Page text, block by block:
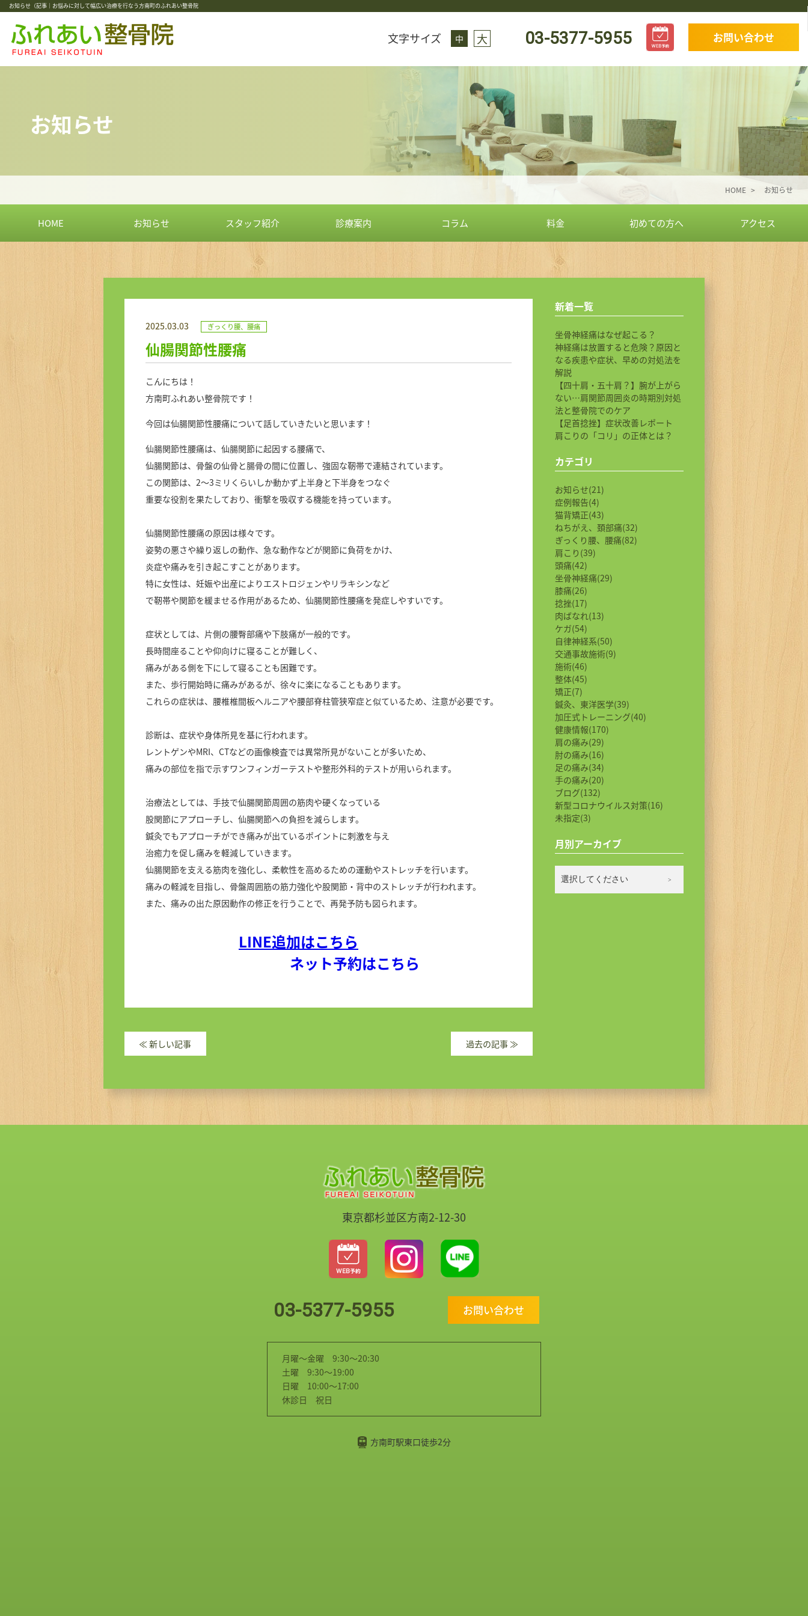
お知らせ（記事｜お悩みに対して幅広い治療を行なう方南町のふれあい整骨院
文字サイズ 中 大 03-5377-5955 お問い合わせ
お知らせ
HOME お知らせ
HOME お知らせ スタッフ紹介 診療案内 コラム 料金 初めての方へ アクセス
2025.03.03 ぎっくり腰、腰痛
仙腸関節性腰痛
こんにちは！
方南町ふれあい整骨院です！
今回は仙腸関節性腰痛について話していきたいと思います！
仙腸関節性腰痛は、仙腸関節に起因する腰痛で、
仙腸関節は、骨盤の仙骨と腸骨の間に位置し、強固な靭帯で連結されています。
この関節は、2～3ミリくらいしか動かず上半身と下半身をつなぐ
重要な役割を果たしており、衝撃を吸収する機能を持っています。
仙腸関節性腰痛の原因は様々です。
姿勢の悪さや繰り返しの動作、急な動作などが関節に負荷をかけ、
炎症や痛みを引き起こすことがあります。
特に女性は、妊娠や出産によりエストロジェンやリラキシンなど
で靭帯や関節を緩ませる作用があるため、仙腸関節性腰痛を発症しやすいです。
症状としては、片側の腰臀部痛や下肢痛が一般的です。
長時間座ることや仰向けに寝ることが難しく、
痛みがある側を下にして寝ることも困難です。
また、歩行開始時に痛みがあるが、徐々に楽になることもあります。
これらの症状は、腰椎椎間板ヘルニアや腰部脊柱管狭窄症と似ているため、注意が必要です。
診断は、症状や身体所見を基に行われます。
レントゲンやMRI、CTなどの画像検査では異常所見がないことが多いため、
痛みの部位を指で示すワンフィンガーテストや整形外科的テストが用いられます。
治療法としては、手技で仙腸関節周囲の筋肉や硬くなっている
股関節にアプローチし、仙腸関節への負担を減らします。
鍼灸でもアプローチができ痛みが出ているポイントに刺激を与え
治癒力を促し痛みを軽減していきます。
仙腸関節を支える筋肉を強化し、柔軟性を高めるための運動やストレッチを行います。
痛みの軽減を目指し、骨盤周囲筋の筋力強化や股関節・背中のストレッチが行われます。
また、痛みの出た原因動作の修正を行うことで、再発予防も図られます。
LINE追加はこちら
ネット予約はこちら
≪ 新しい記事 過去の記事 ≫
新着一覧
坐骨神経痛はなぜ起こる？
神経痛は放置すると危険？原因と
なる疾患や症状、早めの対処法を
解説
【四十肩・五十肩？】腕が上がら
ない…肩関節周囲炎の時期別対処
法と整骨院でのケア
【足首捻挫】症状改善レポート
肩こりの「コリ」の正体とは？
カテゴリ
お知らせ(21)
症例報告(4)
猫背矯正(43)
ねちがえ、頚部痛(32)
ぎっくり腰、腰痛(82)
肩こり(39)
頭痛(42)
坐骨神経痛(29)
膝痛(26)
捻挫(17)
肉ばなれ(13)
ケガ(54)
自律神経系(50)
交通事故施術(9)
施術(46)
整体(45)
矯正(7)
鍼灸、東洋医学(39)
加圧式トレーニング(40)
健康情報(170)
肩の痛み(29)
肘の痛み(16)
足の痛み(34)
手の痛み(20)
ブログ(132)
新型コロナウイルス対策(16)
未指定(3)
月別アーカイブ
東京都杉並区方南2-12-30
03-5377-5955 お問い合わせ
月曜～金曜 9:30～20:30
土曜 9:30～19:00
日曜 10:00～17:00
休診日 祝日
方南町駅東口徒歩2分